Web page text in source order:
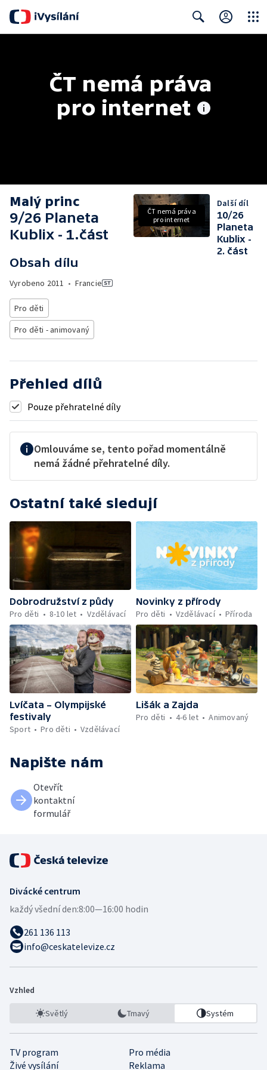
ČT nemá práva
pro internet
Malý princ
9/26 Planeta
Kublix - 1.část
Obsah dílu
Vyrobeno 2011 • Francie
Pro děti
Pro děti - animovaný
ČT nemá práva
pro internet
Další díl
10/26
Planeta
Kublix -
2. část
Přehled dílů
Pouze přehratelné díly
Omlouváme se, tento pořad momentálně
nemá žádné přehratelné díly.
Ostatní také sledují
Dobrodružství z půdy
Pro děti
8-10 let Vzdělávací
Novinky z přírody
Pro děti
Vzdělávací Příroda
Lvíčata – Olympijské
festivaly
Sport
Pro děti Vzdělávací
Lišák a Zajda
Pro děti
4-6 let Animovaný
Napište nám
Otevřít
kontaktní
formulář
Divácké centrum
každý všední den:8:00—16:00 hodin
261 136 113
info@ceskatelevize.cz
Vzhled
Světlý Tmavý Systém
TV program
Pro média
Živé vysílání
Reklama